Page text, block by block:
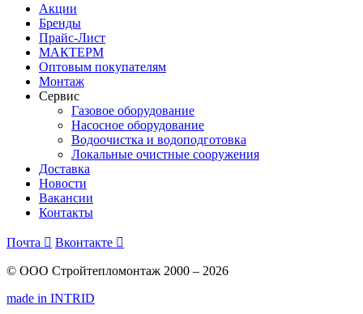
Акции
Бренды
Прайс-Лист
МАКТЕРМ
Оптовым покупателям
Монтаж
Сервис
Газовое оборудование
Насосное оборудование
Водоочистка и водоподготовка
Локальные очистные сооружения
Доставка
Новости
Вакансии
Контакты
Почта  Вконтакте 
© ООО Стройтепломонтаж 2000 – 2026
made in INTRID